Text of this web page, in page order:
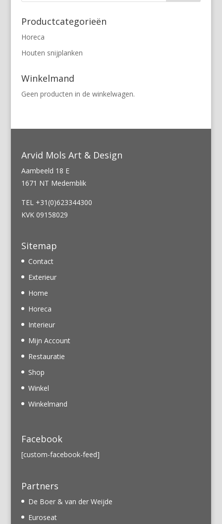
Productcategorieën
Horeca
Houten snijplanken
Winkelmand
Geen producten in de winkelwagen.
Arvid Mols Art & Design
Aambeeld 18 E
1671 NT Medemblik
TEL +31(0)623344300
KVK 09158029
Sitemap
Contact
Exterieur
Home
Horeca
Interieur
Mijn Account
Restauratie
Shop
Winkel
Winkelmand
Facebook
[custom-facebook-feed]
Partners
De Boer & van der Weijde
Euroseat